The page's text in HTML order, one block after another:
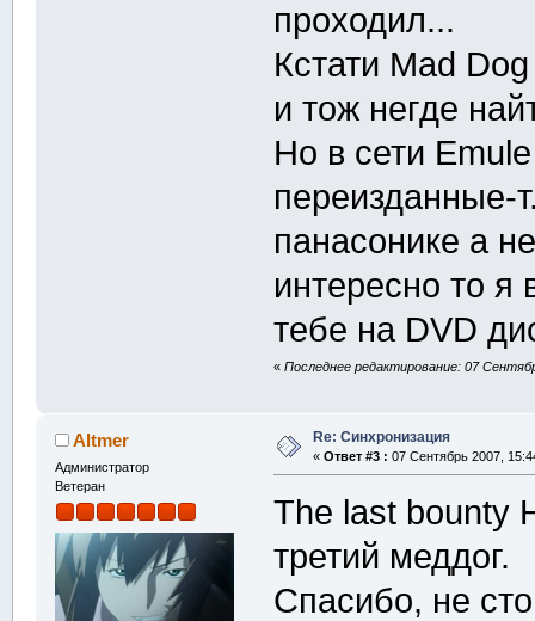
проходил...
Кстати Mad
и тож негде
Но в сети
переизданные-
панасонике а
интересно то
тебе на DVD
«Последнее редактирование: 07
Altmer
Администратор
Ветеран
Re: Синхронизация
« Ответ #3 : 07 Сентябрь 2007,
The last bounty
третий меддог.
Спасибо, не